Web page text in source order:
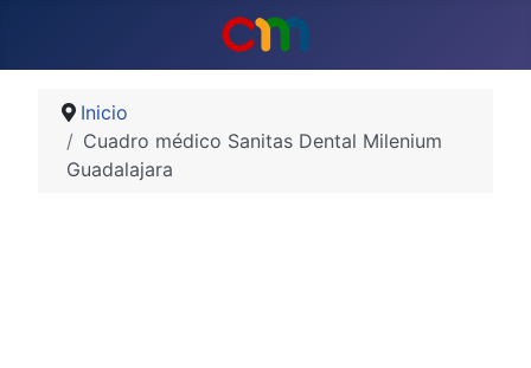
Inicio
Cuadro médico Sanitas Dental Milenium
Guadalajara